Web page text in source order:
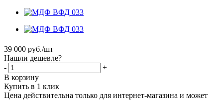
39 000 руб./шт
Нашли дешевле?
-
+
В корзину
Купить в 1 клик
Цена действительна только для интернет-магазина и может